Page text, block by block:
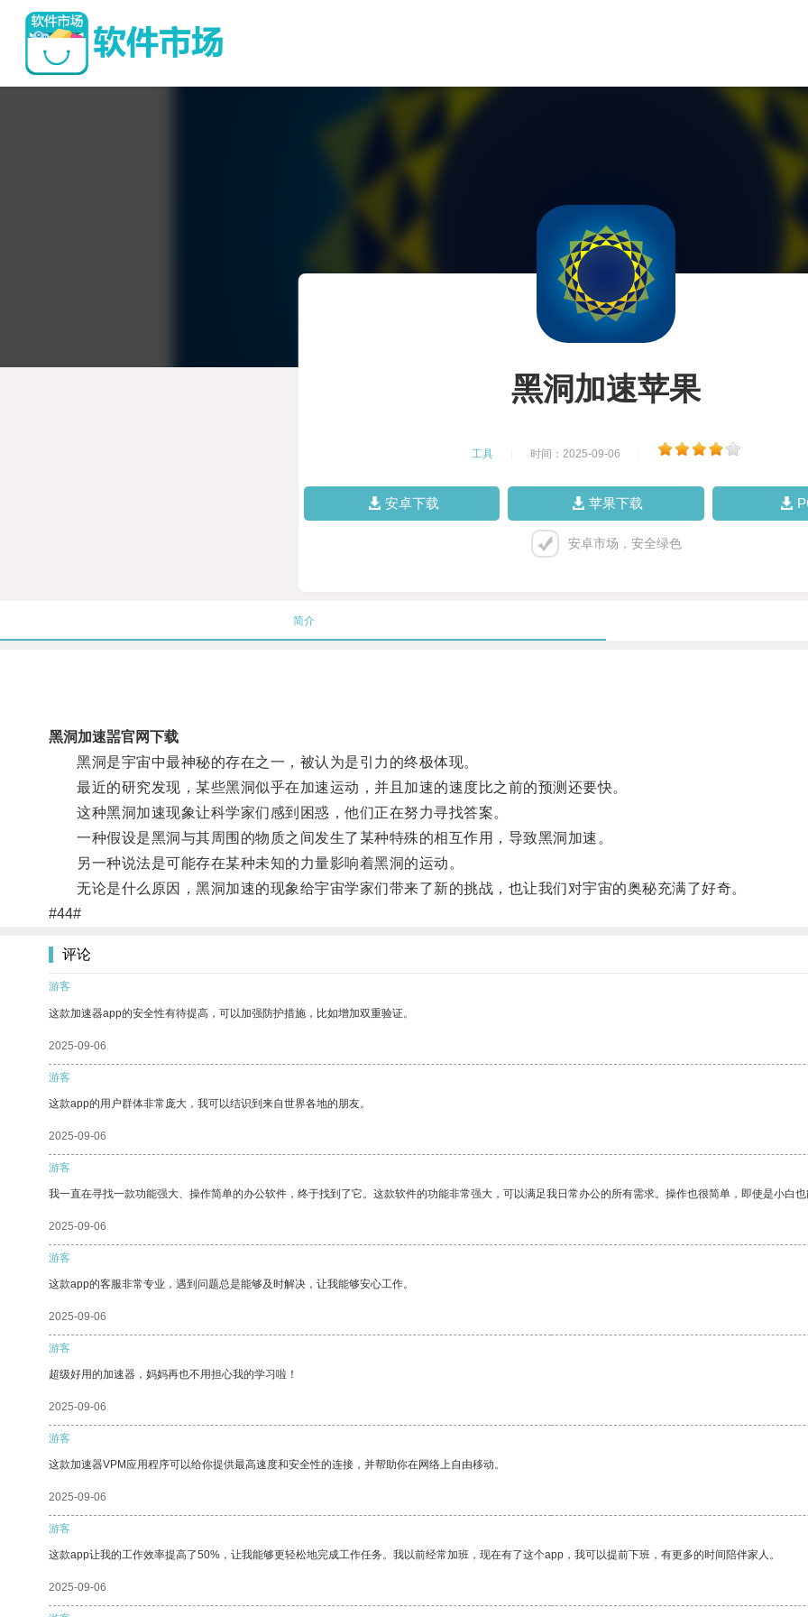
黑洞加速苹果
工具 时间：2025-09-06
安卓下载 苹果下载
安卓市场，安全绿色
简介
黑洞加速噐官网下载
黑洞是宇宙中最神秘的存在之一，被认为是引力的终极体现。
最近的研究发现，某些黑洞似乎在加速运动，并且加速的速度比之前的预测还要快。
这种黑洞加速现象让科学家们感到困惑，他们正在努力寻找答案。
一种假设是黑洞与其周围的物质之间发生了某种特殊的相互作用，导致黑洞加速。
另一种说法是可能存在某种未知的力量影响着黑洞的运动。
无论是什么原因，黑洞加速的现象给宇宙学家们带来了新的挑战，也让我们对宇宙的奥秘充满了好奇。
#44#
评论
游客
这款加速器app的安全性有待提高，可以加强防护措施，比如增加双重验证。
2025-09-06
游客
这款app的用户群体非常庞大，我可以结识到来自世界各地的朋友。
2025-09-06
游客
我一直在寻找一款功能强大、操作简单的办公软件，终于找到了它。这款软件的功能非常强大，可以满足我日常办公的所有需求。操作也很简单，即使是小白也
2025-09-06
游客
这款app的客服非常专业，遇到问题总是能够及时解决，让我能够安心工作。
2025-09-06
游客
超级好用的加速器，妈妈再也不用担心我的学习啦！
2025-09-06
游客
这款加速器VPM应用程序可以给你提供最高速度和安全性的连接，并帮助你在网络上自由移动。
2025-09-06
游客
这款app让我的工作效率提高了50%，让我能够更轻松地完成工作任务。我以前经常加班，现在有了这个app，我可以提前下班，有更多的时间陪伴家人。
2025-09-06